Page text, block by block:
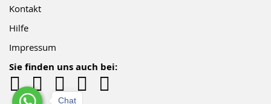
Kontakt
Hilfe
Impressum
Sie finden uns auch bei:
Chat